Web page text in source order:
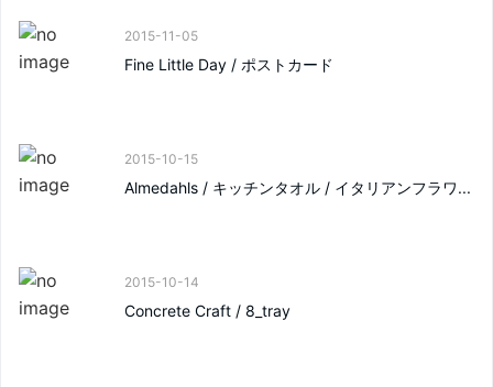
2015-11-05
Fine Little Day / ポストカード
2015-10-15
Almedahls / キッチンタオル / イタリアンフラワ...
2015-10-14
Concrete Craft / 8_tray